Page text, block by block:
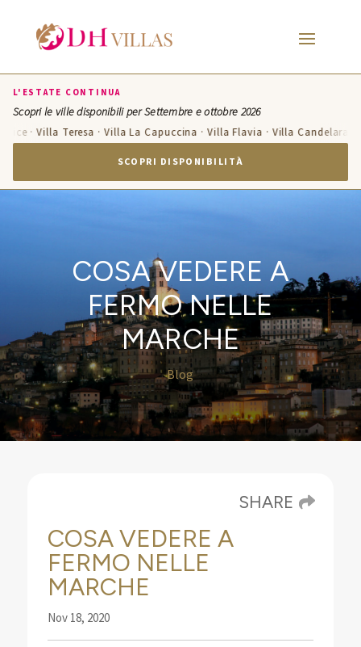
L'ESTATE CONTINUA
Scopri le ville disponibili per Settembre e ottobre 2026
Villa Teresa · Villa La Capuccina · Villa Flavia · Villa Candelara ·
SCOPRI DISPONIBILITÀ
COSA VEDERE A
FERMO NELLE
MARCHE
Blog
SHARE
COSA VEDERE A
FERMO NELLE
MARCHE
Nov 18, 2020